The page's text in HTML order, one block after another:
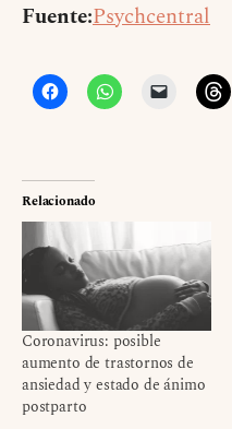
Fuente:Psychcentral
Relacionado
Coronavirus: posible
aumento de trastornos de
ansiedad y estado de ánimo
postparto